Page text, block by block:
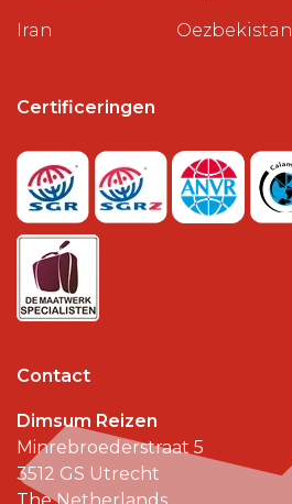
Iran Oezbekistan
Certificeringen
Contact
Dimsum Reizen
Minrebroederstraat 5
3512 GS Utrecht